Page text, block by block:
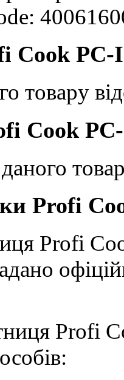
Cook
товару
Cook
Profi
Profi
Profi